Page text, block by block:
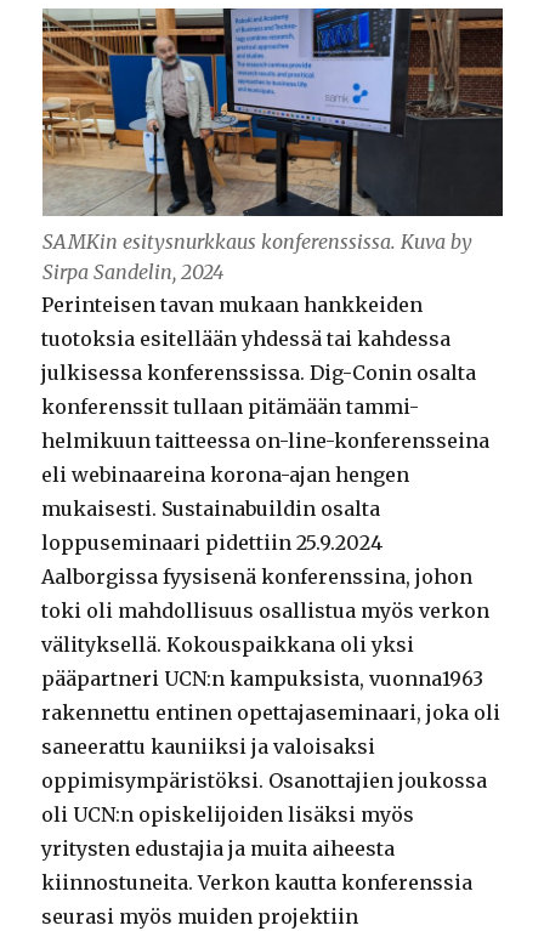
SAMKin esitysnurkkaus konferenssissa. Kuva by
Sirpa Sandelin, 2024
Perinteisen tavan mukaan hankkeiden
tuotoksia esitellään yhdessä tai kahdessa
julkisessa konferenssissa. Dig-Conin osalta
konferenssit tullaan pitämään tammi-
helmikuun taitteessa on-line-konferensseina
eli webinaareina korona-ajan hengen
mukaisesti. Sustainabuildin osalta
loppuseminaari pidettiin 25.9.2024
Aalborgissa fyysisenä konferenssina, johon
toki oli mahdollisuus osallistua myös verkon
välityksellä. Kokouspaikkana oli yksi
pääpartneri UCN:n kampuksista, vuonna1963
rakennettu entinen opettajaseminaari, joka oli
saneerattu kauniiksi ja valoisaksi
oppimisympäristöksi. Osanottajien joukossa
oli UCN:n opiskelijoiden lisäksi myös
yritysten edustajia ja muita aiheesta
kiinnostuneita. Verkon kautta konferenssia
seurasi myös muiden projektiin